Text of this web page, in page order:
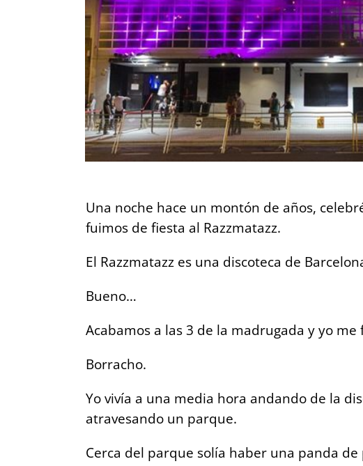
Una noche hace un montón de años,
fuimos de fiesta al Razzmatazz.
El Razzmatazz es una discoteca de
Bueno…
Acabamos a las 3 de la madrugada y yo
Borracho.
Yo vivía a una media hora andando de la
atravesando un parque.
Cerca del parque solía haber una panda